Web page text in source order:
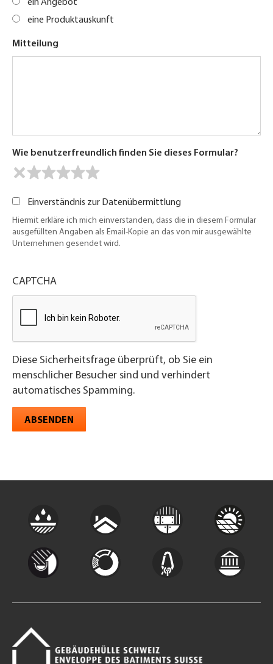
ein Angebot
eine Produktauskunft
Mitteilung
Wie benutzerfreundlich finden Sie dieses Formular?
Einverständnis zur Datenübermittlung
Hiermit erkläre ich mich einverstanden, dass die in diesem Formular
ausgefüllten Angaben als Email-Kopie an das von mir ausgewählte
Unternehmen gesendet wird.
CAPTCHA
Diese Sicherheitsfrage überprüft, ob Sie ein
menschlicher Besucher sind und verhindert
automatisches Spamming.
ABSENDEN